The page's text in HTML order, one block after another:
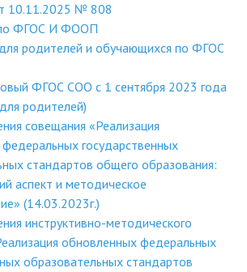
учебному году 2026-2027
переподготовка
10.11.2025 № 808
по ФГОС И ФООП
родителей и обучающихся по ФГОС
ФГОС СОО с 1 сентября 2023 года
родителей)
совещания «Реализация
государственных
стандартов общего образования:
аспект и методическое
(14.03.2023г.)
инструктивно-методического
обновленных федеральных
образовательных стандартов